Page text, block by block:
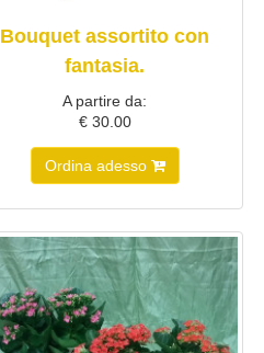
Bouquet assortito con
fantasia.
A partire da:
€ 30.00
Ordina adesso